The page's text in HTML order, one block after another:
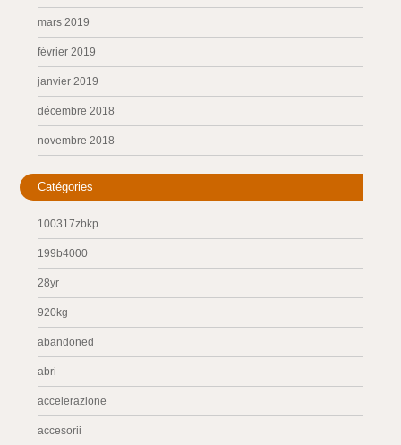
mars 2019
février 2019
janvier 2019
décembre 2018
novembre 2018
Catégories
100317zbkp
199b4000
28yr
920kg
abandoned
abri
accelerazione
accesorii